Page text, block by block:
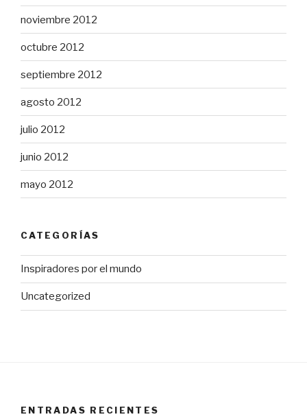
noviembre 2012
octubre 2012
septiembre 2012
agosto 2012
julio 2012
junio 2012
mayo 2012
CATEGORÍAS
Inspiradores por el mundo
Uncategorized
ENTRADAS RECIENTES